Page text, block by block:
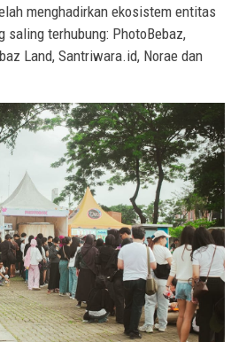
menghadirkan ekosistem entitas
terhubung: PhotoBebaz,
Land, Santriwara.id, Norae dan